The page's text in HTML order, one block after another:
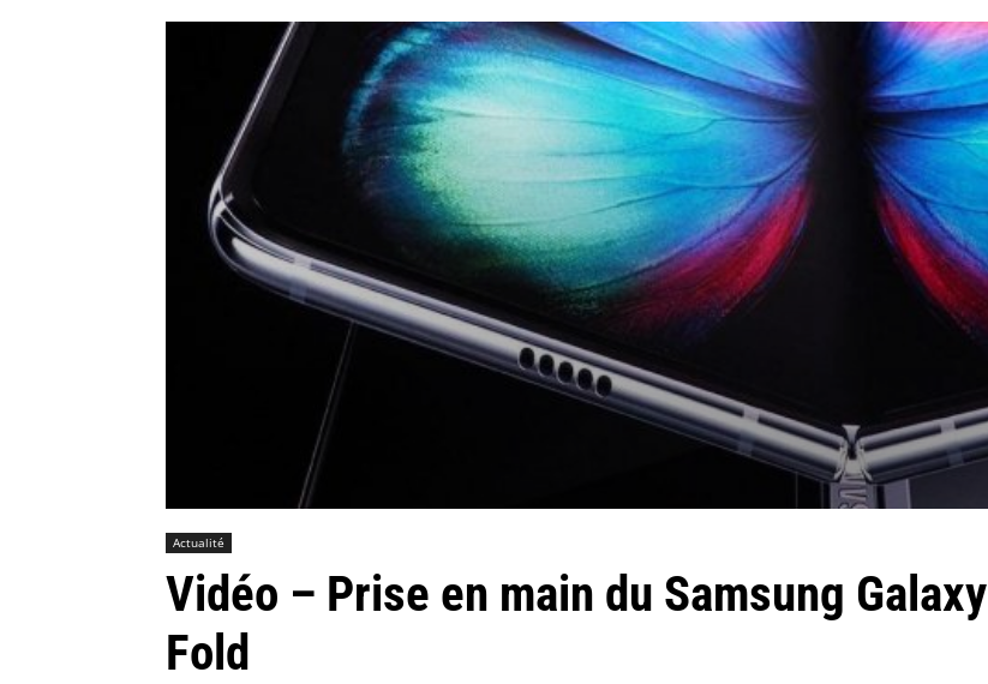
Actualité
Vidéo – Prise en main du Samsung Galaxy
Fold